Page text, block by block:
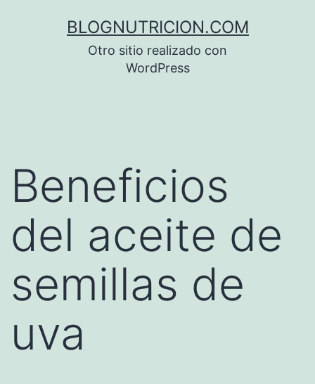
BLOGNUTRICION.COM
Otro sitio realizado con
WordPress
Beneficios
del aceite de
semillas de
uva